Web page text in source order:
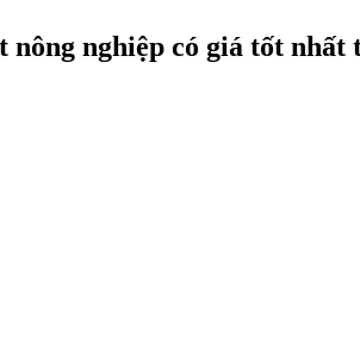
nông nghiệp có giá tốt